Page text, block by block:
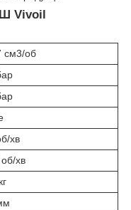
Vivoil
см3/об
хв
хв